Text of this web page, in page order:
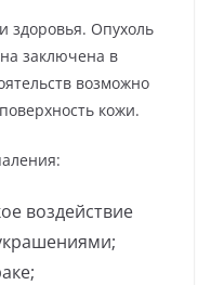
здоровья. Опухоль
заключена в
возможно
кожи.
воздействие